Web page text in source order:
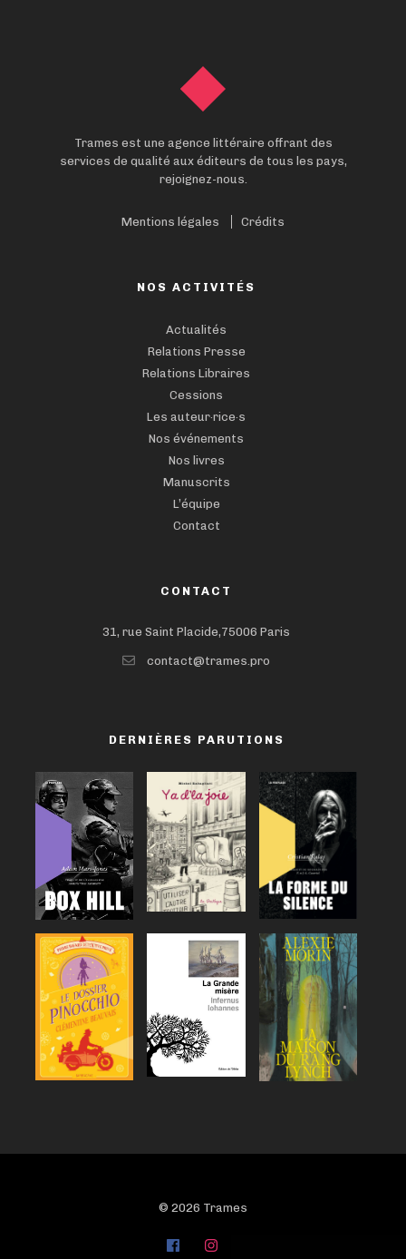
Trames est une agence littéraire offrant des
services de qualité aux éditeurs de tous les pays,
rejoignez-nous.
Mentions légales Crédits
NOS ACTIVITÉS
Actualités
Relations Presse
Relations Libraires
Cessions
Les auteur·rice·s
Nos événements
Nos livres
Manuscrits
L’équipe
Contact
CONTACT
31, rue Saint Placide,75006 Paris
contact@trames.pro
DERNIÈRES PARUTIONS
© 2026 Trames